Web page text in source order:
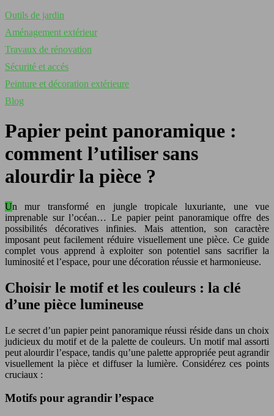
Outils de jardin
Aménagement extérieur
Travaux de rénovation
Sécurité et accés
Peinture et décoration extérieure
Blog
Papier peint panoramique :
comment l’utiliser sans
alourdir la pièce ?
Un mur transformé en jungle tropicale luxuriante, une vue
imprenable sur l’océan… Le papier peint panoramique offre des
possibilités décoratives infinies. Mais attention, son caractère
imposant peut facilement réduire visuellement une pièce. Ce guide
complet vous apprend à exploiter son potentiel sans sacrifier la
luminosité et l’espace, pour une décoration réussie et harmonieuse.
Choisir le motif et les couleurs : la clé
d’une pièce lumineuse
Le secret d’un papier peint panoramique réussi réside dans un choix
judicieux du motif et de la palette de couleurs. Un motif mal assorti
peut alourdir l’espace, tandis qu’une palette appropriée peut agrandir
visuellement la pièce et diffuser la lumière. Considérez ces points
cruciaux :
Motifs pour agrandir l’espace